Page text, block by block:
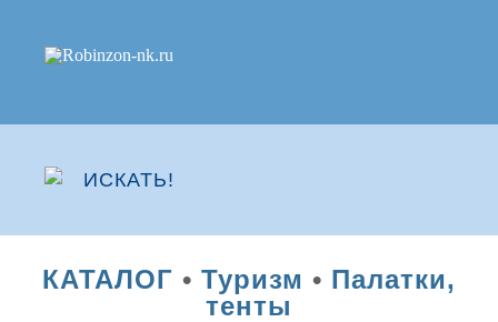
КАТАЛОГ • Туризм • Палатки,
тенты